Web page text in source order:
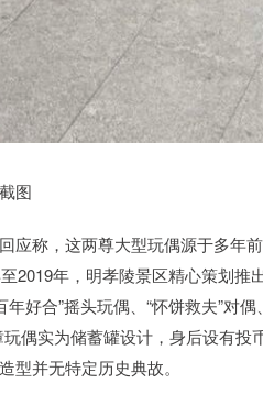
图
称，这两尊大型玩偶源于多年前
2019年，明孝陵景区精心策划推
好合”摇头玩偶、“怀饼救夫”对
偶实为储蓄罐设计，身后设有
型并无特定历史典故。